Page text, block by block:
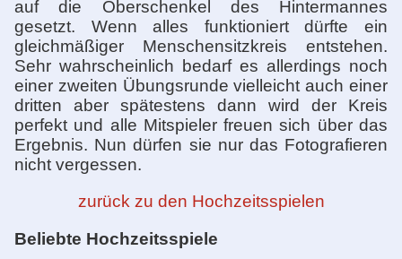
HOCHZEITSGESCHENKE
auf die Oberschenkel des Hintermannes
gesetzt. Wenn alles funktioniert dürfte ein
gleichmäßiger Menschensitzkreis entstehen.
Sehr wahrscheinlich bedarf es allerdings noch
einer zweiten Übungsrunde vielleicht auch einer
dritten aber spätestens dann wird der Kreis
perfekt und alle Mitspieler freuen sich über das
Ergebnis. Nun dürfen sie nur das Fotografieren
nicht vergessen.
zurück zu den Hochzeitsspielen
Beliebte Hochzeitsspiele